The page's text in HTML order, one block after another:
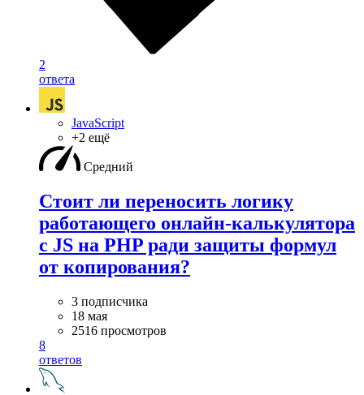
2
ответа
JavaScript
+2 ещё
Средний
Стоит ли переносить логику
работающего онлайн-калькулятора
с JS на PHP ради защиты формул
от копирования?
3 подписчика
18 мая
2516 просмотров
8
ответов